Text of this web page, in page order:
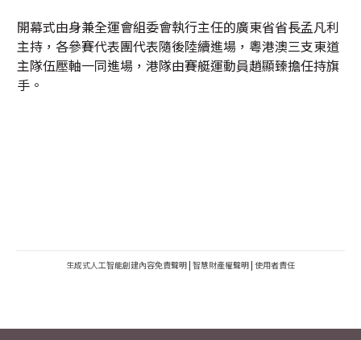
開幕式由身兼全運會組委會執行主任的廣東省省長孟凡利
主持，各參賽代表團代表隨後陸續進場，粵港澳三支東道
主隊伍壓軸一同進場，港隊由賽艇運動員趙顯臻擔任持旗
手。
生成式人工智能創建內容免責聲明 | 智慧財產權聲明 | 使用者責任